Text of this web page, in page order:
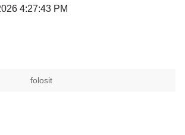
4:27:43 PM
folosit